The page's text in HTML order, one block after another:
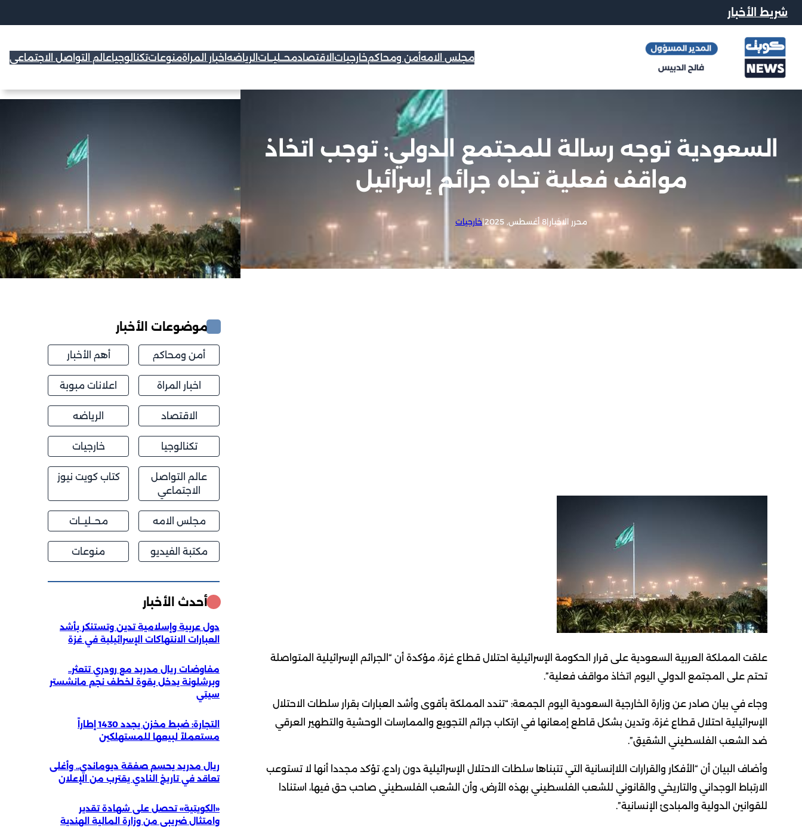
شريط الأخبار
مجلس الامهأمن ومحاكمخارجيات الاقتصادمحــليــات الرياضه اخبار المراةمنوعاتتكنالوجياعالم التواصل الاجتماعي
السعودية توجه رسالة للمجتمع الدولي: توجب اتخاذ
مواقف فعلية تجاه جرائم إسرائيل
محرر الاخبار|8 أغسطس, 2025 |خارجيات
علقت المملكة العربية السعودية على قرار الحكومة الإسرائيلية احتلال قطاع غزة، مؤكدة أن “الجرائم الإسرائيلية المتواصلة
تحتم على المجتمع الدولي اليوم اتخاذ مواقف فعلية”.
وجاء في بيان صادر عن وزارة الخارجية السعودية اليوم الجمعة: “تندد المملكة بأقوى وأشد العبارات بقرار سلطات الاحتلال
الإسرائيلية احتلال قطاع غزة، وتدین بشكل قاطع إمعانها في ارتكاب جرائم التجويع والممارسات الوحشية والتطهير العرقي
ضد الشعب الفلسطيني الشقيق”.
وأضاف البيان أن “الأفكار والقرارات اللاإنسانية التي تتبناها سلطات الاحتلال الإسرائيلية دون رادع، تؤكد مجددا أنها لا تستوعب
الارتباط الوجداني والتاريخي والقانوني للشعب الفلسطيني بهذه الأرض، وأن الشعب الفلسطيني صاحب حق فيها، استنادا
للقوانين الدولية والمبادئ الإنسانية”.
موضوعات الأخبار
أمن ومحاكم أهم الأخبار
اخبار المراة اعلانات مبوبة
الاقتصاد الرياضه
تكنالوجيا خارجيات
عالم التواصل
الاجتماعي
كتاب كويت نيوز
مجلس الامه محــليــات
مكتبة الفيديو منوعات
أحدث الأخبار
دول عربية وإسلامية تدين وتستنكر بأشد
العبارات الانتهاكات الإسرائيلية في غزة
مفاوضات ريال مدريد مع رودري تتعثر..
وبرشلونة يدخل بقوة لخطف نجم مانشستر
سيتي
التجارة: ضبط مخزن يجدد 1430 إطاراً
مستعملاً لبيعها للمستهلكين
ريال مدريد يحسم صفقة ديوماندي.. وأغلى
تعاقد في تاريخ النادي يقترب من الإعلان
«الكويتية» تحصل على شهادة تقدير
وامتثال ضريبي من وزارة المالية الهندية